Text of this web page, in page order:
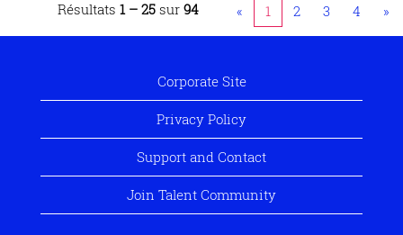
Résultats 1 – 25 sur 94 « 1 2 3 4 »
Corporate Site
Privacy Policy
Support and Contact
Join Talent Community